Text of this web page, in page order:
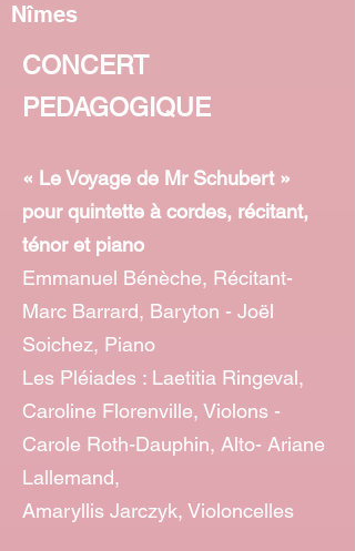
Nîmes
CONCERT
PEDAGOGIQUE
« Le Voyage de Mr Schubert »
pour quintette à cordes, récitant,
ténor et piano
Emmanuel Bénèche, Récitant-
Marc Barrard, Baryton - Joël
Soichez, Piano
Les Pléiades : Laetitia Ringeval,
Caroline Florenville, Violons -
Carole Roth-Dauphin, Alto- Ariane
Lallemand,
Amaryllis Jarczyk, Violoncelles